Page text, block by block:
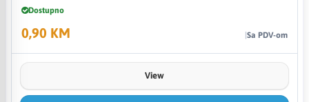
Dostupno
0,90 KM Sa PDV-om
View